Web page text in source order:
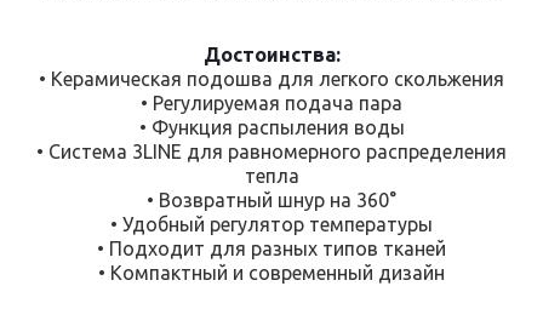
Достоинства:
• Керамическая подошва для легкого скольжения
• Регулируемая подача пара
• Функция распыления воды
• Система 3LINE для равномерного распределения
тепла
• Возвратный шнур на 360°
• Удобный регулятор температуры
• Подходит для разных типов тканей
• Компактный и современный дизайн